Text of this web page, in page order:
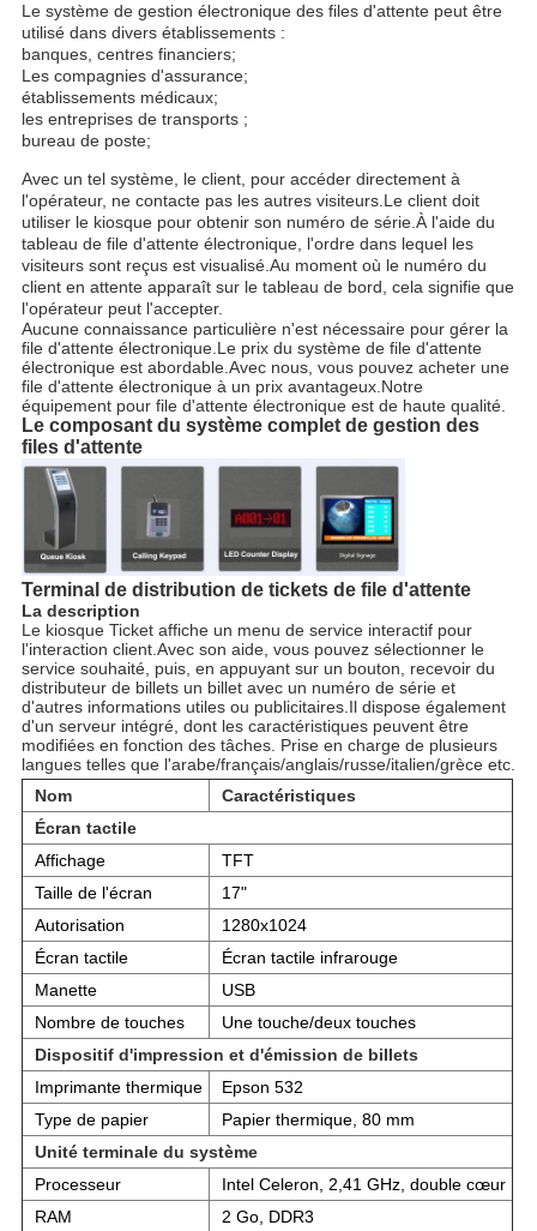
Le système de gestion électronique des files d'attente peut être
utilisé dans divers établissements :
banques, centres financiers;
Les compagnies d'assurance;
établissements médicaux;
les entreprises de transports ;
bureau de poste;
Avec un tel système, le client, pour accéder directement à
l'opérateur, ne contacte pas les autres visiteurs.Le client doit
utiliser le kiosque pour obtenir son numéro de série.À l'aide du
tableau de file d'attente électronique, l'ordre dans lequel les
visiteurs sont reçus est visualisé.Au moment où le numéro du
client en attente apparaît sur le tableau de bord, cela signifie que
l'opérateur peut l'accepter.
Aucune connaissance particulière n'est nécessaire pour gérer la
file d'attente électronique.Le prix du système de file d'attente
électronique est abordable.Avec nous, vous pouvez acheter une
file d'attente électronique à un prix avantageux.Notre
équipement pour file d'attente électronique est de haute qualité.
Le composant du système complet de gestion des
files d'attente
Terminal de distribution de tickets de file d'attente
La description
Le kiosque Ticket affiche un menu de service interactif pour
l'interaction client.Avec son aide, vous pouvez sélectionner le
service souhaité, puis, en appuyant sur un bouton, recevoir du
distributeur de billets un billet avec un numéro de série et
d'autres informations utiles ou publicitaires.Il dispose également
d'un serveur intégré, dont les caractéristiques peuvent être
modifiées en fonction des tâches. Prise en charge de plusieurs
langues telles que l'arabe/français/anglais/russe/italien/grèce etc.
Nom
Caractéristiques
Écran tactile
Affichage
TFT
Taille de l'écran
17"
Autorisation
1280x1024
Écran tactile
Écran tactile infrarouge
Manette
USB
Nombre de touches
Une touche/deux touches
Dispositif d'impression et d'émission de billets
Imprimante thermique
Epson 532
Type de papier
Papier thermique, 80 mm
Unité terminale du système
Processeur
Intel Celeron, 2,41 GHz, double cœur
RAM
2 Go, DDR3